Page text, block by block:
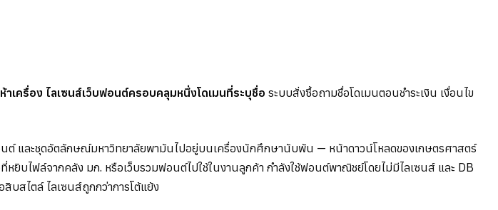
ครื่อง ไลเซนส์เว็บฟอนต์ครอบคลุมหนึ่งโดเมนที่ระบุชื่อ ระบบสั่งซื้อถามชื่อโดเมนตอนชำระเงิน เงื่อนไข
ต์ และชุดอัตลักษณ์มหาวิทยาลัยพามันไปอยู่บนเครื่องนักศึกษานับพัน — หน้าดาวน์โหลดของเกษตรศาสตร์
บไฟล์จากคลัง มก. หรือเว็บรวมฟอนต์ไปใช้ในงานลูกค้า กำลังใช้ฟอนต์พาณิชย์โดยไม่มีไลเซนส์ และ DB
บสไตล์ ไลเซนส์ถูกกว่าการโต้แย้ง